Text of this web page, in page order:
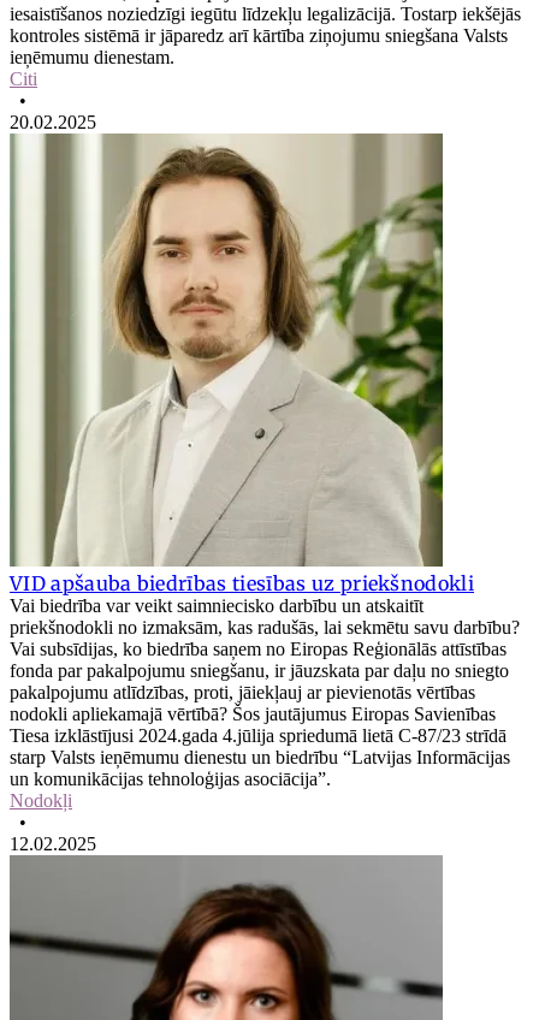
iesaistīšanos noziedzīgi iegūtu līdzekļu legalizācijā. Tostarp iekšējās
kontroles sistēmā ir jāparedz arī kārtība ziņojumu sniegšana Valsts
ieņēmumu dienestam.
Citi
•
20.02.2025
VID apšauba biedrības tiesības uz priekšnodokli
Vai biedrība var veikt saimniecisko darbību un atskaitīt
priekšnodokli no izmaksām, kas radušās, lai sekmētu savu darbību?
Vai subsīdijas, ko biedrība saņem no Eiropas Reģionālās attīstības
fonda par pakalpojumu sniegšanu, ir jāuzskata par daļu no sniegto
pakalpojumu atlīdzības, proti, jāiekļauj ar pievienotās vērtības
nodokli apliekamajā vērtībā? Šos jautājumus Eiropas Savienības
Tiesa izklāstījusi 2024.gada 4.jūlija spriedumā lietā C-87/23 strīdā
starp Valsts ieņēmumu dienestu un biedrību “Latvijas Informācijas
un komunikācijas tehnoloģijas asociācija”.
Nodokļi
•
12.02.2025